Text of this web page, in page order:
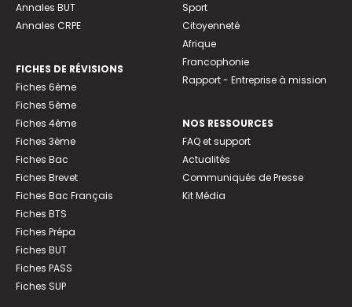
Annales BUT
Annales CRPE
FICHES DE RÉVISIONS
Fiches 6ème
Fiches 5ème
Fiches 4ème
Fiches 3ème
Fiches Bac
Fiches Brevet
Fiches Bac Français
Fiches BTS
Fiches Prépa
Fiches BUT
Fiches PASS
Fiches SUP
Sport
Citoyenneté
Afrique
Francophonie
Rapport - Entreprise à mission
NOS RESSOURCES
FAQ et support
Actualités
Communiqués de Presse
Kit Média